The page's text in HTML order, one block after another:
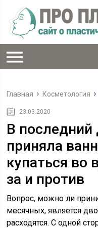
Главная Косметология
23.03.2020
В
приняла
купаться во
за и против
Вопрос, можно ли
месячных, является
расходятся. С одной